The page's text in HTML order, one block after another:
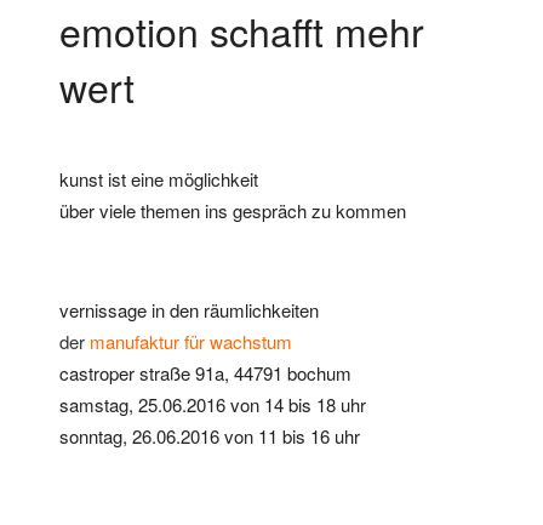
emotion schafft mehr
wert
kunst ist eine möglichkeit
über viele themen ins gespräch zu kommen
vernissage in den räumlichkeiten
der manufaktur für wachstum
castroper straße 91a, 44791 bochum
samstag, 25.06.2016 von 14 bis 18 uhr
sonntag, 26.06.2016 von 11 bis 16 uhr